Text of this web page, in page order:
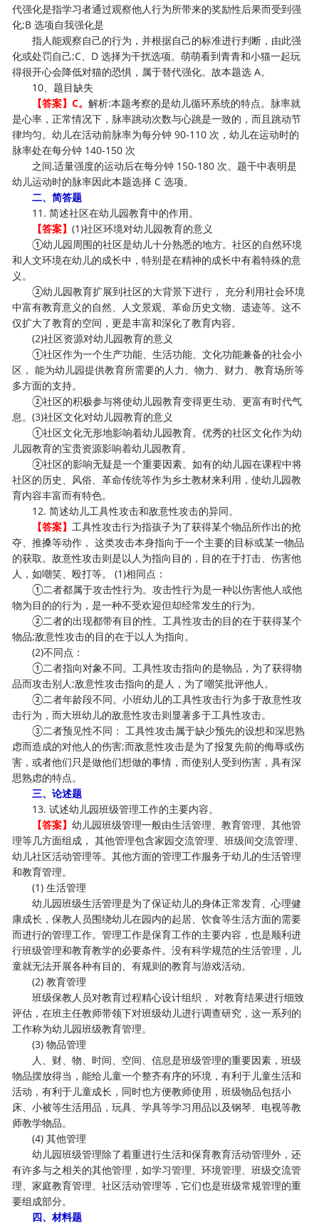
代强化是指学习者通过观察他人行为所带来的奖励性后果而受到强
化;B 选项自我强化是
指人能观察自己的行为，并根据自己的标准进行判断，由此强
化或处罚自己;C、D 选择为干扰选项。萌萌看到青青和小猫一起玩
得很开心会降低对猫的恐惧，属于替代强化。故本题选 A。
10、题目缺失
【答案】C。解析:本题考察的是幼儿循环系统的特点。脉率就
是心率，正常情况下，脉率跳动次数与心跳是一致的，而且跳动节
律均匀。幼儿在活动前脉率为每分钟 90-110 次，幼儿在运动时的
脉率处在每分钟 140-150 次
之间,适量强度的运动后在每分钟 150-180 次。题干中表明是
幼儿运动时的脉率因此本题选择 C 选项。
二、简答题
11. 简述社区在幼儿园教育中的作用。
【答案】(1)社区环境对幼儿园教育的意义
①幼儿园周围的社区是幼儿十分熟悉的地方。社区的自然环境
和人文环境在幼儿的成长中，特别是在精神的成长中有着特殊的意
义。
②幼儿园教育扩展到社区的大背景下进行， 充分利用社会环境
中富有教育意义的自然、人文景观、革命历史文物、遗迹等。这不
仅扩大了教育的空间，更是丰富和深化了教育内容。
(2)社区资源对幼儿园教育的意义
①社区作为一个生产功能、生活功能、文化功能兼备的社会小
区， 能为幼儿园提供教育所需要的人力、物力、财力、教育场所等
多方面的支持。
②社区的积极参与将使幼儿园教育变得更生动、更富有时代气
息。(3)社区文化对幼儿园教育的意义
①社区文化无形地影响着幼儿园教育。优秀的社区文化作为幼
儿园教育的宝贵资源影响着幼儿园教育。
②社区的影响无疑是一个重要因素。如有的幼儿园在课程中将
社区的历史、风俗、革命传统等作为乡土教材来利用，使幼儿园教
育内容丰富而有特色。
12. 简述幼儿工具性攻击和敌意性攻击的异同。
【答案】工具性攻击行为指孩子为了获得某个物品所作出的抢
夺、推搡等动作， 这类攻击本身指向于一个主要的目标或某一物品
的获取。敌意性攻击则是以人为指向目的，目的在于打击、伤害他
人，如嘲笑、殴打等。 (1)相同点：
①二者都属于攻击性行为。攻击性行为是一种以伤害他人或他
物为目的的行为，是一种不受欢迎但却经常发生的行为。
②二者的出现都带有目的性。工具性攻击的目的在于获得某个
物品;敌意性攻击的目的在于以人为指向。
(2)不同点：
①二者指向对象不同。工具性攻击指向的是物品，为了获得物
品而攻击别人;敌意性攻击指向的是人，为了嘲笑批评他人。
②二者年龄段不同。小班幼儿的工具性攻击行为多于敌意性攻
击行为，而大班幼儿的敌意性攻击则显著多于工具性攻击。
③二者预见性不同： 工具性攻击属于缺少预先的设想和深思熟
虑而造成的对他人的伤害;而敌意性攻击是为了报复先前的侮辱或伤
害，或者他们只是做他们想做的事情，而使别人受到伤害，具有深
思熟虑的特点。
三、论述题
13. 试述幼儿园班级管理工作的主要内容。
【答案】幼儿园班级管理一般由生活管理、教育管理、其他管
理等几方面组成， 其他管理包含家园交流管理、班级间交流管理、
幼儿社区活动管理等。其他方面的管理工作服务于幼儿的生活管理
和教育管理。
(1) 生活管理
幼儿园班级生活管理是为了保证幼儿的身体正常发育、心理健
康成长，保教人员围绕幼儿在园内的起居、饮食等生活方面的需要
而进行的管理工作。管理工作是保育工作的主要内容，也是顺利进
行班级管理和教育教学的必要条件。没有科学规范的生活管理，儿
童就无法开展各种有目的、有规则的教育与游戏活动。
(2) 教育管理
班级保教人员对教育过程精心设计组织， 对教育结果进行细致
评估，在班主任教师带领下对班级幼儿进行调查研究，这一系列的
工作称为幼儿园班级教育管理。
(3) 物品管理
人、财、物、时间、空间、信息是班级管理的重要因素，班级
物品摆放得当，能给儿童一个整齐有序的环境，有利于儿童生活和
活动，有利于儿童成长，同时也方便教师使用，班级物品包括小
床、小被等生活用品，玩具、学具等学习用品以及钢琴、电视等教
师教学物品。
(4) 其他管理
幼儿园班级管理除了着重进行生活和保育教育活动管理外，还
有许多与之相关的其他管理，如学习管理、环境管理、班级交流管
理、家庭教育管理、社区活动管理等，它们也是班级常规管理的重
要组成部分。
四、材料题